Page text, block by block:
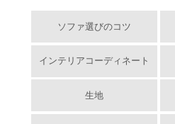
ソファ選びのコツ
インテリアコーディネート
生地